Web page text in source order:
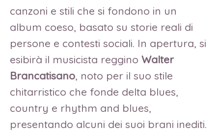
canzoni e stili che si fondono in un
album coeso, basato su storie reali di
persone e contesti sociali. In apertura, si
esibirà il musicista reggino Walter
Brancatisano, noto per il suo stile
chitarristico che fonde delta blues,
country e rhythm and blues,
presentando alcuni dei suoi brani inediti.